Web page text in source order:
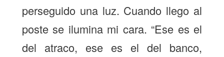
perseguido una luz. Cuando llego al
poste se ilumina mi cara. “Ese es el
del atraco, ese es el del banco,